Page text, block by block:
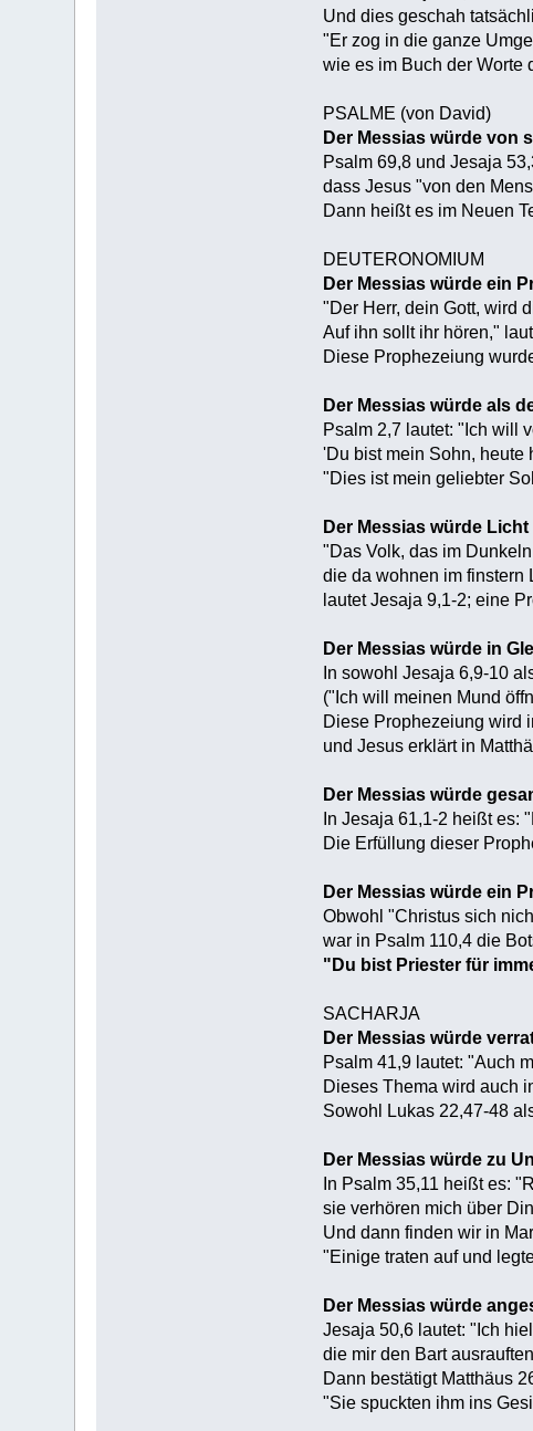
Und dies geschah
"Er zog in die ganze
wie es im Buch der Worte
PSALME (von David)
Der Messias würde von
Psalm 69,8 und Jesaja
dass Jesus "von den
Dann heißt es im Neuen
DEUTERONOMIUM
Der Messias würde ein
"Der Herr, dein Gott, wird
Auf ihn sollt ihr hören,"
Diese Prophezeiung
Der Messias würde als
Psalm 2,7 lautet: "Ich will
'Du bist mein Sohn, heute
"Dies ist mein geliebter
Der Messias würde
"Das Volk, das im
die da wohnen im finstern
lautet Jesaja 9,1-2; eine
Der Messias würde in
In sowohl Jesaja 6,9-10
("Ich will meinen Mund
Diese Prophezeiung wird
und Jesus erklärt in
Der Messias würde
In Jesaja 61,1-2 heißt es:
Die Erfüllung dieser
Der Messias würde ein
Obwohl "Christus sich
war in Psalm 110,4 die
"Du bist Priester für
SACHARJA
Der Messias würde
Psalm 41,9 lautet: "Auch
Dieses Thema wird auch
Sowohl Lukas 22,47-48
Der Messias würde zu
In Psalm 35,11 heißt es:
sie verhören mich über
Und dann finden wir in
"Einige traten auf und
Der Messias würde
Jesaja 50,6 lautet: "Ich
die mir den Bart
Dann bestätigt Matthäus
"Sie spuckten ihm ins